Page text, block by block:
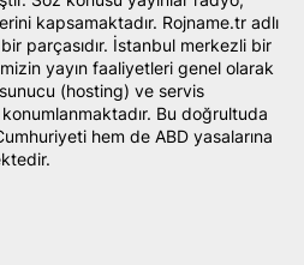
kapsamaktadır. Rojname.tr adlı
parçasıdır. İstanbul merkezli bir
yayın faaliyetleri genel olarak
(hosting) ve servis
konumlanmaktadır. Bu doğrultuda
hem de ABD yasalarına